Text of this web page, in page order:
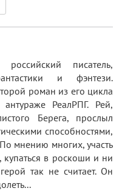
писатель,
и фэнтези.
роман из его цикла
РеалРПГ. Рей,
Берега, прослыл
способностями,
мнению многих, участь
в роскоши и ни
так не считает. Он